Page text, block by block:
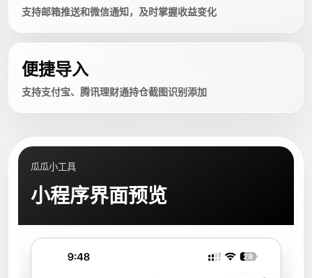
支持邮箱推送和微信通知，及时掌握收益变化
便捷导入
支持支付宝、腾讯理财通持仓截图识别添加
瓜瓜小工具
小程序界面预览